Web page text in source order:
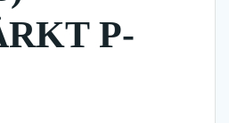
P-